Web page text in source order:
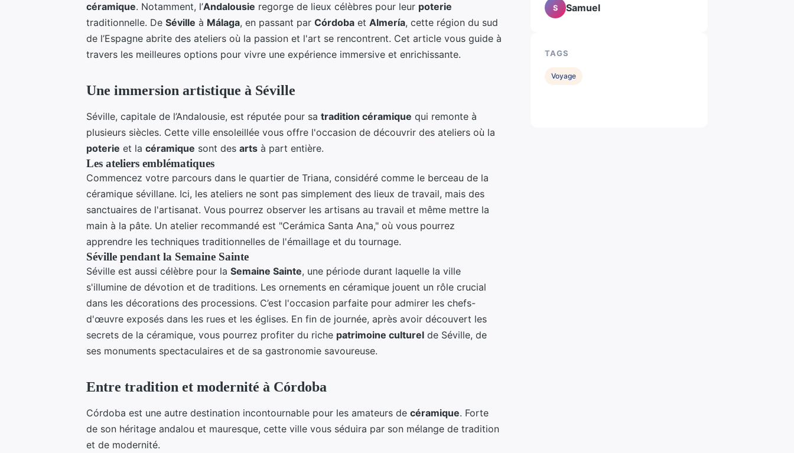
céramique. Notamment, l’Andalousie regorge de lieux célèbres pour leur poterie
traditionnelle. De Séville à Málaga, en passant par Córdoba et Almería, cette région du sud
de l’Espagne abrite des ateliers où la passion et l'art se rencontrent. Cet article vous guide à
travers les meilleures options pour vivre une expérience immersive et enrichissante.
Une immersion artistique à Séville
Séville, capitale de l’Andalousie, est réputée pour sa tradition céramique qui remonte à
plusieurs siècles. Cette ville ensoleillée vous offre l'occasion de découvrir des ateliers où la
poterie et la céramique sont des arts à part entière.
Les ateliers emblématiques
Commencez votre parcours dans le quartier de Triana, considéré comme le berceau de la
céramique sévillane. Ici, les ateliers ne sont pas simplement des lieux de travail, mais des
sanctuaires de l'artisanat. Vous pourrez observer les artisans au travail et même mettre la
main à la pâte. Un atelier recommandé est "Cerámica Santa Ana," où vous pourrez
apprendre les techniques traditionnelles de l'émaillage et du tournage.
Séville pendant la Semaine Sainte
Séville est aussi célèbre pour la Semaine Sainte, une période durant laquelle la ville
s'illumine de dévotion et de traditions. Les ornements en céramique jouent un rôle crucial
dans les décorations des processions. C’est l'occasion parfaite pour admirer les chefs-
d'œuvre exposés dans les rues et les églises. En fin de journée, après avoir découvert les
secrets de la céramique, vous pourrez profiter du riche patrimoine culturel de Séville, de
ses monuments spectaculaires et de sa gastronomie savoureuse.
Entre tradition et modernité à Córdoba
Córdoba est une autre destination incontournable pour les amateurs de céramique. Forte
de son héritage andalou et mauresque, cette ville vous séduira par son mélange de tradition
et de modernité.
S Samuel
TAGS
Voyage